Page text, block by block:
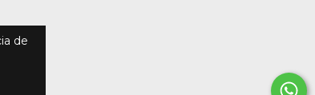
de